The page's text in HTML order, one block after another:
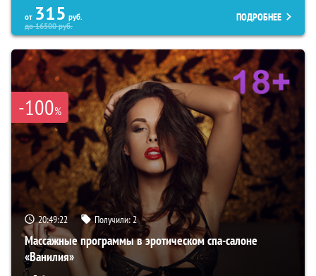
от 315 руб.
до16500руб.
ПОДРОБНЕЕ
-100%
20:49:22 Получили:2
Массажные программы в эротическом спа-салоне
«Ванилия»